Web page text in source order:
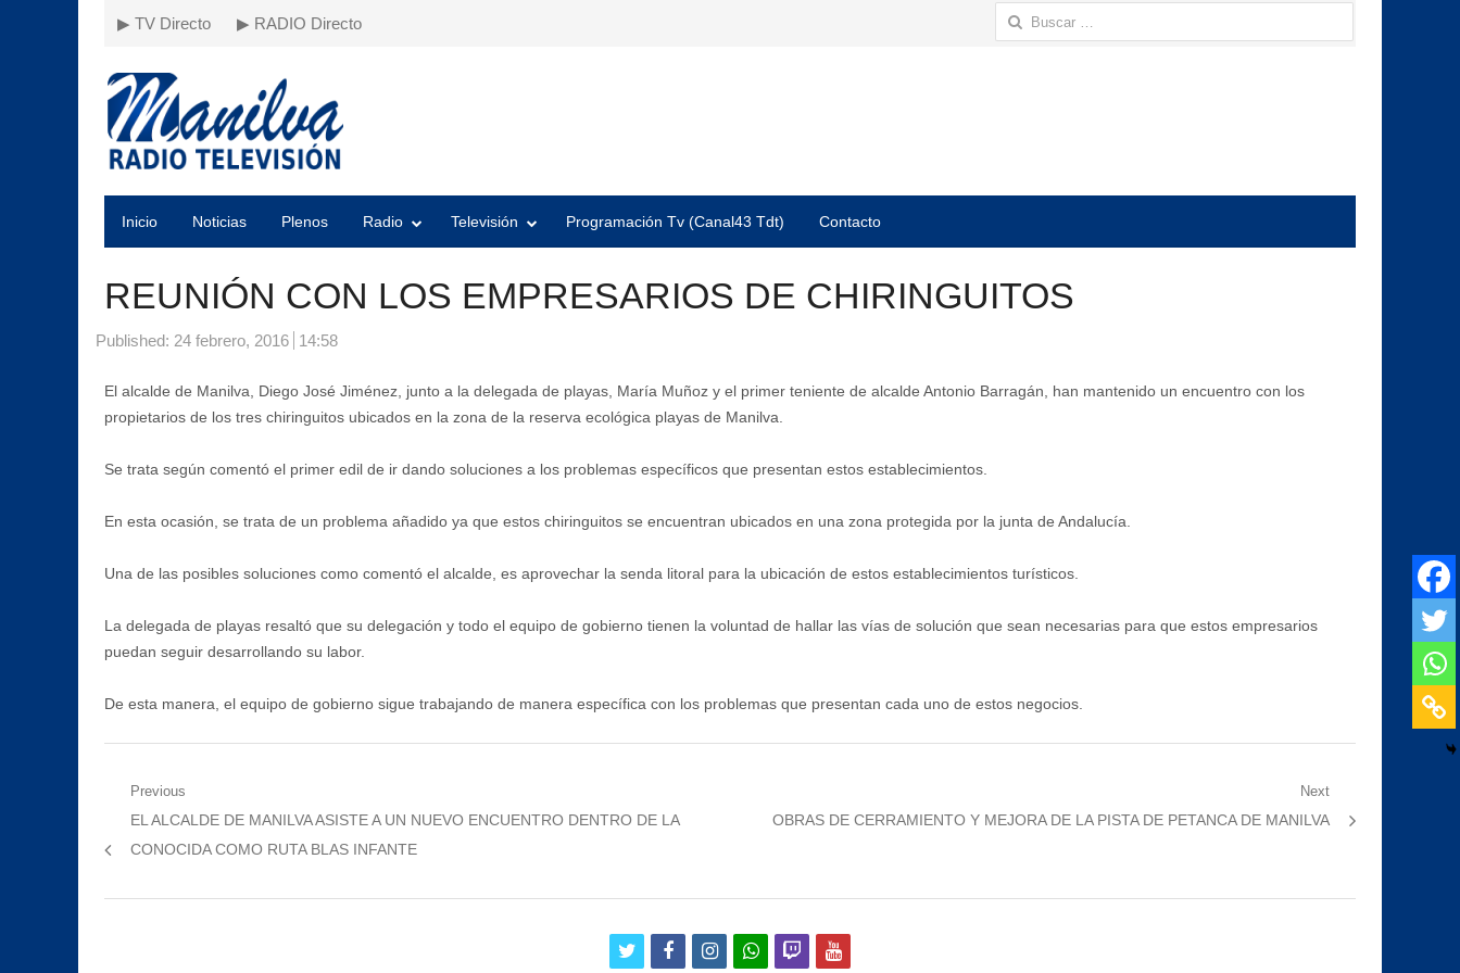
▶ TV Directo ▶ RADIO Directo Buscar:
Inicio Noticias Plenos Radio Televisión Programación Tv (Canal43 Tdt) Contacto
REUNIÓN CON LOS EMPRESARIOS DE CHIRINGUITOS
Published: 24 febrero, 2016 14:58
El alcalde de Manilva, Diego José Jiménez, junto a la delegada de playas, María Muñoz y el primer teniente de alcalde Antonio Barragán, han mantenido un encuentro con los
propietarios de los tres chiringuitos ubicados en la zona de la reserva ecológica playas de Manilva.
Se trata según comentó el primer edil de ir dando soluciones a los problemas específicos que presentan estos establecimientos.
En esta ocasión, se trata de un problema añadido ya que estos chiringuitos se encuentran ubicados en una zona protegida por la junta de Andalucía.
Una de las posibles soluciones como comentó el alcalde, es aprovechar la senda litoral para la ubicación de estos establecimientos turísticos.
La delegada de playas resaltó que su delegación y todo el equipo de gobierno tienen la voluntad de hallar las vías de solución que sean necesarias para que estos empresarios
puedan seguir desarrollando su labor.
De esta manera, el equipo de gobierno sigue trabajando de manera específica con los problemas que presentan cada uno de estos negocios.
Navegación
Previous
Previous
post:
EL ALCALDE DE MANILVA ASISTE A UN NUEVO ENCUENTRO DENTRO DE LA
CONOCIDA COMO RUTA BLAS INFANTE
Next
Next
OBRAS DE CERRAMIENTO Y MEJORA DE LA PISTA DE PETANCA DE MANILVA
twitterfacebookinstagramwhatsapp
twitchyoutube